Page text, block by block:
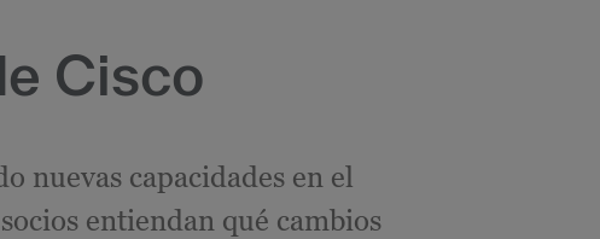
Cisco
nuevas capacidades en el
entiendan qué cambios